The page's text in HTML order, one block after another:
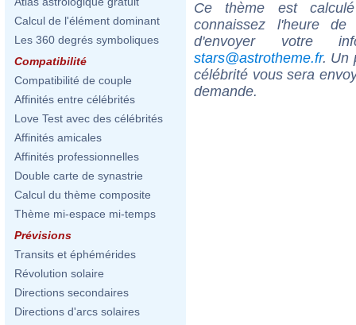
Calcul de l'élément dominant
Les 360 degrés symboliques
Compatibilité
Compatibilité de couple
Affinités entre célébrités
Love Test avec des célébrités
Affinités amicales
Affinités professionnelles
Double carte de synastrie
Calcul du thème composite
Thème mi-espace mi-temps
Prévisions
Transits et éphémérides
Révolution solaire
Directions secondaires
Directions d'arcs solaires
Ce thème est
connaissez l'heure
d'envoyer votre
stars@astrotheme.fr. Un
célébrité vous sera
demande.